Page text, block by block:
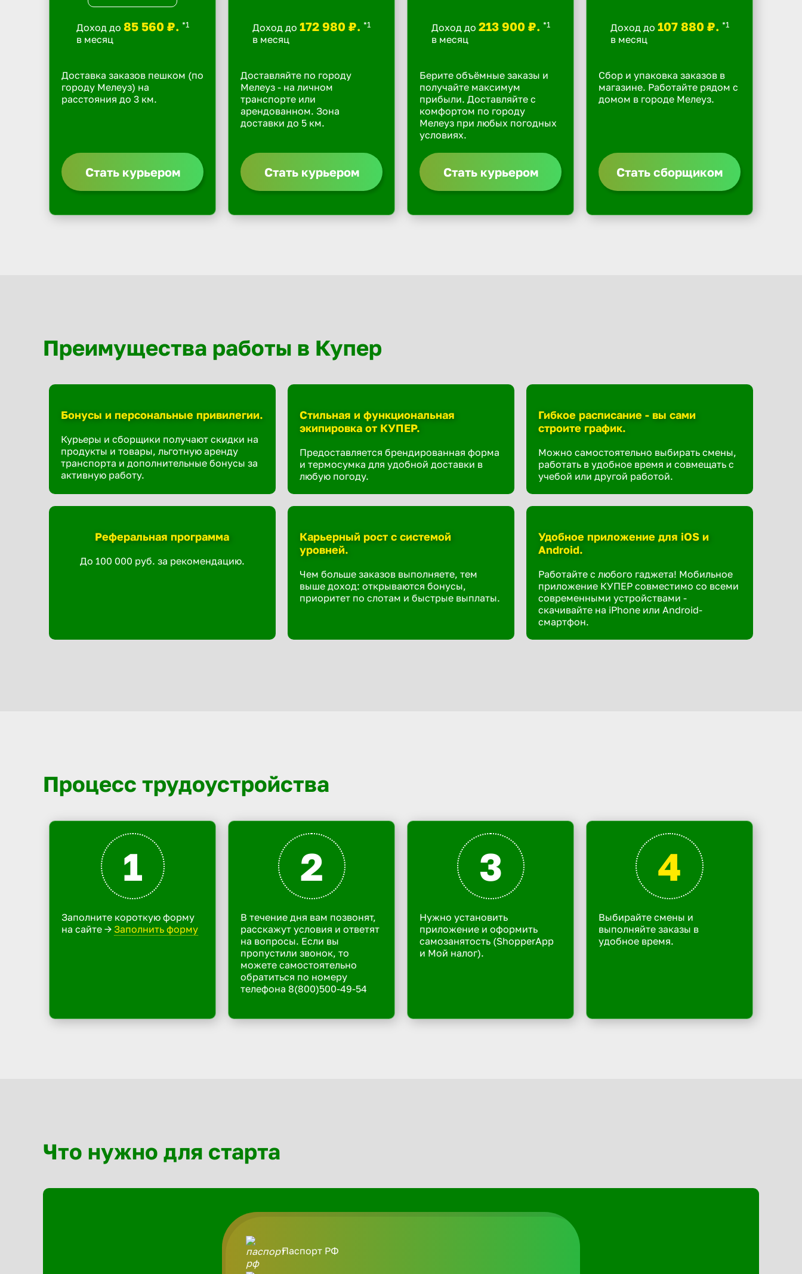
Доход до 85 560 ₽. *1
в месяц
Доставка заказов пешком (по
городу Мелеуз) на
расстояния до 3 км.
Стать курьером
Доход до 172 980 ₽. *1
в месяц
Доставляйте по городу
Мелеуз - на личном
транспорте или
арендованном. Зона
доставки до 5 км.
Стать курьером
Доход до 213 900 ₽. *1
в месяц
Берите объёмные заказы и
получайте максимум
прибыли. Доставляйте с
комфортом по городу
Мелеуз при любых погодных
условиях.
Стать курьером
Доход до 107 880 ₽. *1
в месяц
Сбор и упаковка заказов в
магазине. Работайте рядом с
домом в городе Мелеуз.
Стать сборщиком
Преимущества работы в Купер
Бонусы и персональные привилегии.
Курьеры и сборщики получают скидки на
продукты и товары, льготную аренду
транспорта и дополнительные бонусы за
активную работу.
Стильная и функциональная
экипировка от КУПЕР.
Предоставляется брендированная форма
и термосумка для удобной доставки в
любую погоду.
Гибкое расписание - вы сами
строите график.
Можно самостоятельно выбирать смены,
работать в удобное время и совмещать с
учебой или другой работой.
Реферальная программа
До 100 000 руб. за рекомендацию.
Карьерный рост с системой
уровней.
Чем больше заказов выполняете, тем
выше доход: открываются бонусы,
приоритет по слотам и быстрые выплаты.
Удобное приложение для iOS и
Android.
Работайте с любого гаджета! Мобильное
приложение КУПЕР совместимо со всеми
современными устройствами -
скачивайте на iPhone или Android-
смартфон.
Процесс трудоустройства
1
Заполните короткую форму
на сайте -> Заполнить форму
2
В течение дня вам позвонят,
расскажут условия и ответят
на вопросы. Если вы
пропустили звонок, то
можете самостоятельно
обратиться по номеру
телефона 8(800)500-49-54
3
Нужно установить
приложение и оформить
самозанятость (ShopperApp
и Мой налог).
4
Выбирайте смены и
выполняйте заказы в
удобное время.
Что нужно для старта
Паспорт РФ